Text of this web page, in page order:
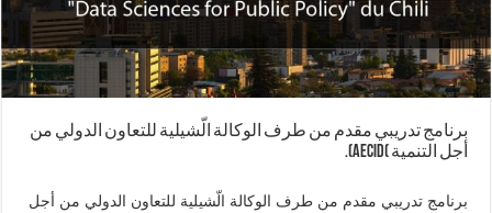
برنامج تدريبي مقدم من طرف الوكالة الّشيلية للتعاون الدولي من
أجل التنمية )AECID).
برنامج تدريبي مقدم من طرف الوكالة الّشيلية للتعاون الدولي من أجل